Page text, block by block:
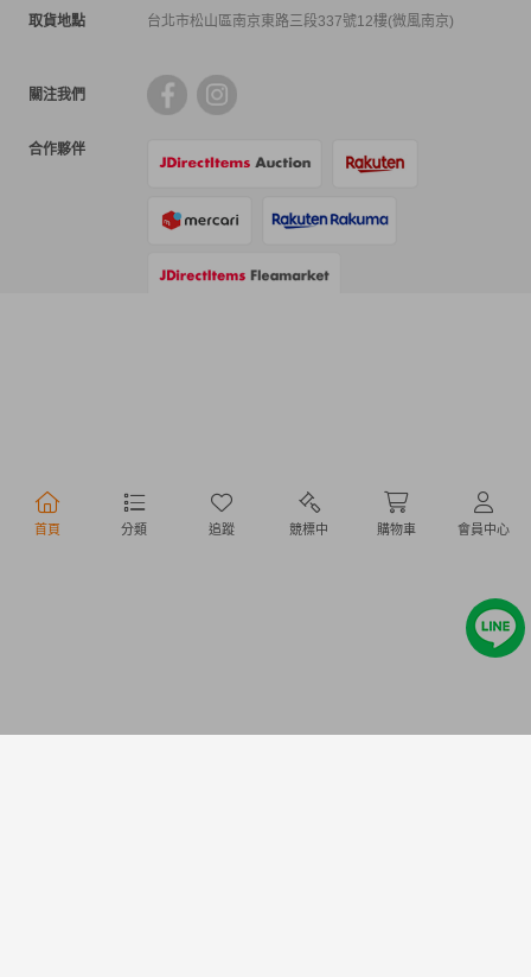
首頁 分類 追蹤 競標中 購物車 會員中心
取貨地點 台北市松山區南京東路三段337號12樓(微風南京)
關注我們
合作夥伴
行動購物